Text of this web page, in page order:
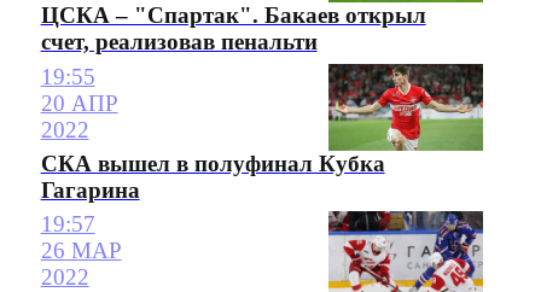
ЦСКА – "Спартак". Бакаев открыл
счет, реализовав пенальти
19:55
20 АПР
2022
СКА вышел в полуфинал Кубка
Гагарина
19:57
26 МАР
2022